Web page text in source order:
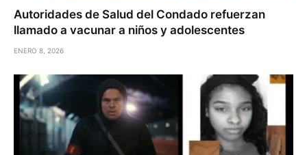
Autoridades de Salud del Condado refuerzan
llamado a vacunar a niños y adolescentes
ENERO 8, 2026